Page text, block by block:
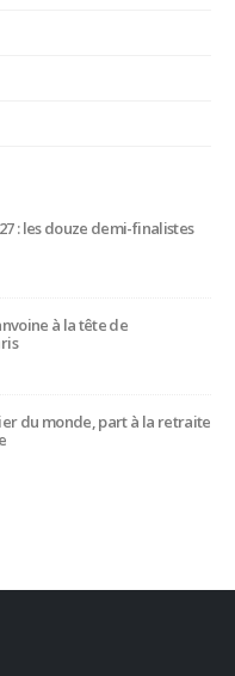
: les douze demi-finalistes
à la tête de
du monde, part à la retraite